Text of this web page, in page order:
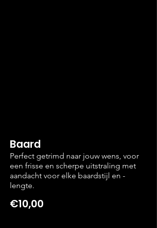
Baard
Perfect getrimd naar jouw wens, voor
een frisse en scherpe uitstraling met
aandacht voor elke baardstijl en -
lengte.
€10,00